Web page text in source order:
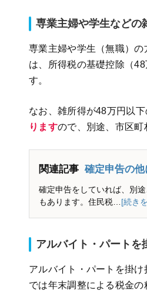
専業主婦や学生などの
専業主婦や学生（無職）
は、所得税の基礎控除（
す。
なお、雑所得が48万円以下
りますので、別途、市区町
関連記事 確定申告の
確定申告をしていれば、別
もあります。住民税… [続き
アルバイト・パートを
アルバイト・パートを掛
では年末調整による税金の